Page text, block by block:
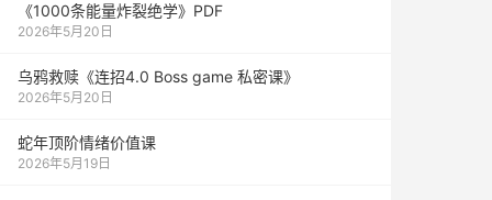
《1000‮能条‬‎量‮裂炸‬‎绝学》PDF
2026年5月20日
乌鸦救赎《连招4.0 Boss game 私密课》
2026年5月20日
蛇年顶阶情绪价值课
2026年5月19日